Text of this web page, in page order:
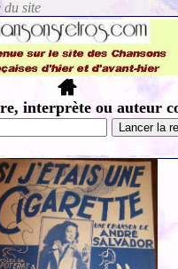
interprète ou auteur